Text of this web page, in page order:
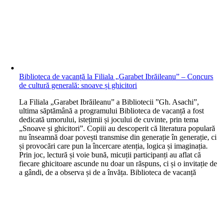
Biblioteca de vacanță la Filiala „Garabet Ibrăileanu” – Concurs
de cultură generală: snoave și ghicitori
La Filiala „Garabet Ibrăileanu” a Bibliotecii ”Gh. Asachi”,
ultima săptămână a programului Biblioteca de vacanță a fost
dedicată umorului, istețimii și jocului de cuvinte, prin tema
„Snoave și ghicitori”. Copiii au descoperit că literatura populară
nu înseamnă doar povești transmise din generație în generație, ci
și provocări care pun la încercare atenția, logica și imaginația.
Prin joc, lectură și voie bună, micuții participanți au aflat că
fiecare ghicitoare ascunde nu doar un răspuns, ci și o invitație de
a gândi, de a observa și de a învăța. Biblioteca de vacanță